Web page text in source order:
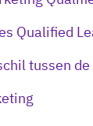
Qualified
tussen